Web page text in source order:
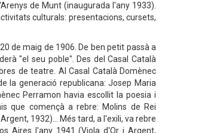
de Munt (inaugurada l'any 1933).
culturals: presentacions, cursets,
de maig de 1906. De ben petit passà a
"el seu poble". Des del Casal Català
de teatre. Al Casal Català Domènec
la generació republicana: Josep Maria
Perramon havia escollit la poesia i
que començà a rebre: Molins de Rei
1932)... Més tard, a l'exili, va rebre
Aires l'any 1941 (Viola d'Or i Argent,